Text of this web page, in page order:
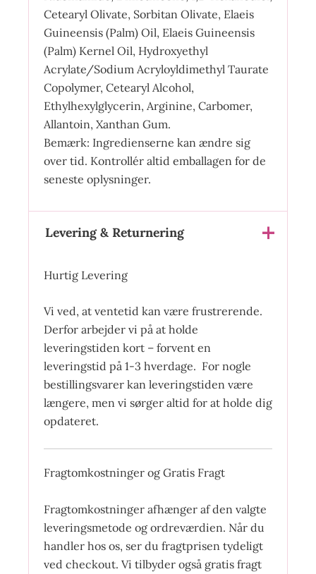
Cetearyl Olivate, Sorbitan Olivate, Elaeis
Guineensis (Palm) Oil, Elaeis Guineensis
(Palm) Kernel Oil, Hydroxyethyl
Acrylate/Sodium Acryloyldimethyl Taurate
Copolymer, Cetearyl Alcohol,
Ethylhexylglycerin, Arginine, Carbomer,
Allantoin, Xanthan Gum.
Bemærk: Ingredienserne kan ændre sig
over tid. Kontrollér altid emballagen for de
seneste oplysninger.
Levering & Returnering
Hurtig Levering
Vi ved, at ventetid kan være frustrerende.
Derfor arbejder vi på at holde
leveringstiden kort – forvent en
leveringstid på 1-3 hverdage. For nogle
bestillingsvarer kan leveringstiden være
længere, men vi sørger altid for at holde dig
opdateret.
Fragtomkostninger og Gratis Fragt
Fragtomkostninger afhænger af den valgte
leveringsmetode og ordreværdien. Når du
handler hos os, ser du fragtprisen tydeligt
ved checkout. Vi tilbyder også gratis fragt